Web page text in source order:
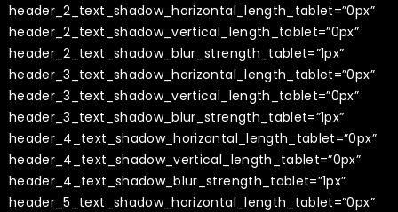
header_2_text_shadow_horizontal_length_tablet=”0px”
header_2_text_shadow_vertical_length_tablet=”0px”
header_2_text_shadow_blur_strength_tablet=”1px”
header_3_text_shadow_horizontal_length_tablet=”0px”
header_3_text_shadow_vertical_length_tablet=”0px”
header_3_text_shadow_blur_strength_tablet=”1px”
header_4_text_shadow_horizontal_length_tablet=”0px”
header_4_text_shadow_vertical_length_tablet=”0px”
header_4_text_shadow_blur_strength_tablet=”1px”
header_5_text_shadow_horizontal_length_tablet=”0px”